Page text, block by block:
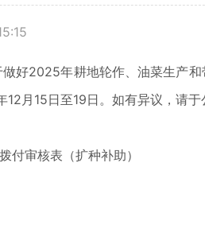
2025年耕地轮作、油菜生产和
12月15日至19日。如有异议，
审核表（扩种补助）